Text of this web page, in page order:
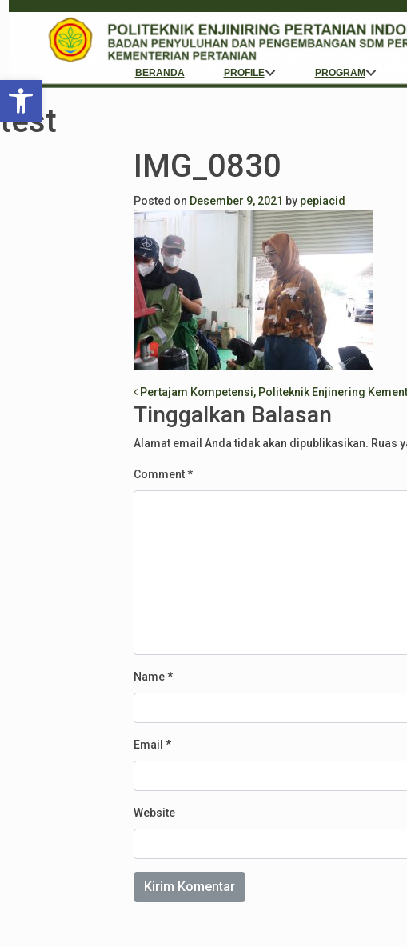
Open toolbarBERANDA PROFILE PROGRAM
test
IMG_0830
Posted on Desember 9, 2021 by pepiacid
Post navigation
Pertajam Kompetensi, Politeknik Enjinering
Tinggalkan Balasan
Alamat email Anda tidak akan dipublikasikan. Ruas
Comment*
Name*
Email *
Website